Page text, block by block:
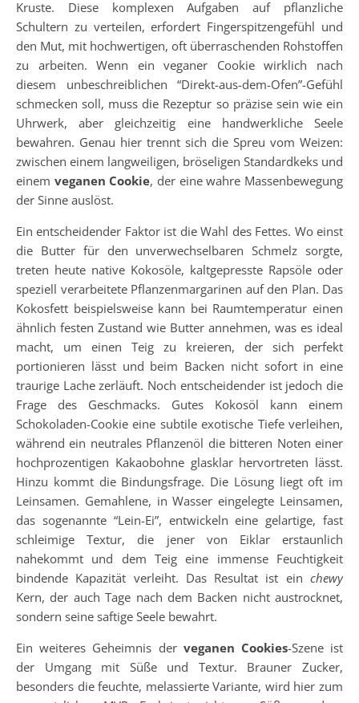
Kruste. Diese komplexen Aufgaben auf pflanzliche
Schultern zu verteilen, erfordert Fingerspitzengefühl und
den Mut, mit hochwertigen, oft überraschenden Rohstoffen
zu arbeiten. Wenn ein veganer Cookie wirklich nach
diesem unbeschreiblichen “Direkt-aus-dem-Ofen”-Gefühl
schmecken soll, muss die Rezeptur so präzise sein wie ein
Uhrwerk, aber gleichzeitig eine handwerkliche Seele
bewahren. Genau hier trennt sich die Spreu vom Weizen:
zwischen einem langweiligen, bröseligen Standardkeks und
einem veganen Cookie, der eine wahre Massenbewegung
der Sinne auslöst.
Ein entscheidender Faktor ist die Wahl des Fettes. Wo einst
die Butter für den unverwechselbaren Schmelz sorgte,
treten heute native Kokosöle, kaltgepresste Rapsöle oder
speziell verarbeitete Pflanzenmargarinen auf den Plan. Das
Kokosfett beispielsweise kann bei Raumtemperatur einen
ähnlich festen Zustand wie Butter annehmen, was es ideal
macht, um einen Teig zu kreieren, der sich perfekt
portionieren lässt und beim Backen nicht sofort in eine
traurige Lache zerläuft. Noch entscheidender ist jedoch die
Frage des Geschmacks. Gutes Kokosöl kann einem
Schokoladen-Cookie eine subtile exotische Tiefe verleihen,
während ein neutrales Pflanzenöl die bitteren Noten einer
hochprozentigen Kakaobohne glasklar hervortreten lässt.
Hinzu kommt die Bindungsfrage. Die Lösung liegt oft im
Leinsamen. Gemahlene, in Wasser eingelegte Leinsamen,
das sogenannte “Lein-Ei”, entwickeln eine gelartige, fast
schleimige Textur, die jener von Eiklar erstaunlich
nahekommt und dem Teig eine immense Feuchtigkeit
bindende Kapazität verleiht. Das Resultat ist ein chewy
Kern, der auch Tage nach dem Backen nicht austrocknet,
sondern seine saftige Seele bewahrt.
Ein weiteres Geheimnis der veganen Cookies-Szene ist
der Umgang mit Süße und Textur. Brauner Zucker,
besonders die feuchte, melassierte Variante, wird hier zum